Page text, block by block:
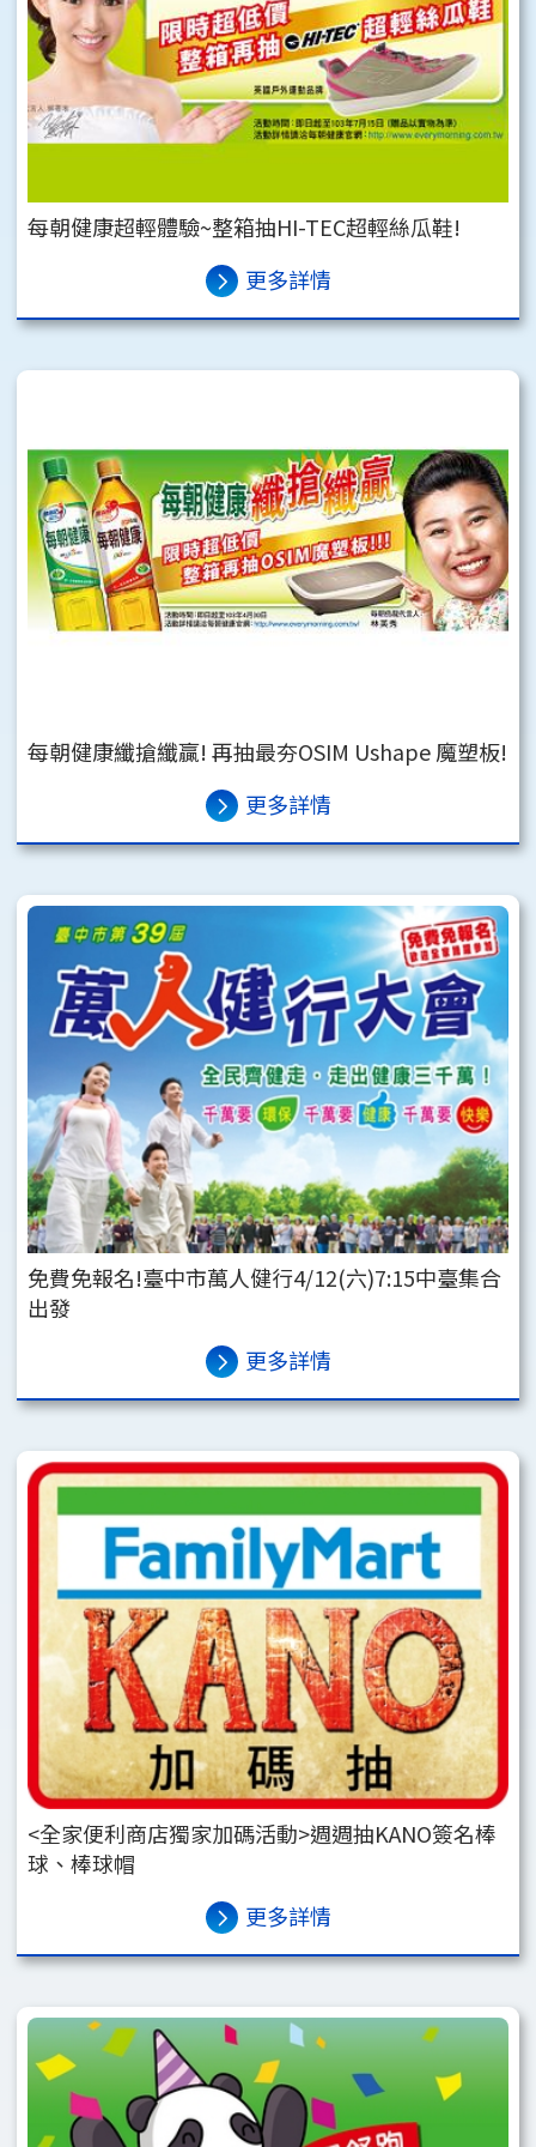
每朝健康超輕體驗~整箱抽HI-TEC超輕絲瓜鞋!
更多詳情
每朝健康纖搶纖贏! 再抽最夯OSIM Ushape 魔塑板!
更多詳情
免費免報名!臺中市萬人健行4/12(六)7:15中臺集合
出發
更多詳情
<全家便利商店獨家加碼活動>週週抽KANO簽名棒
球、棒球帽
更多詳情